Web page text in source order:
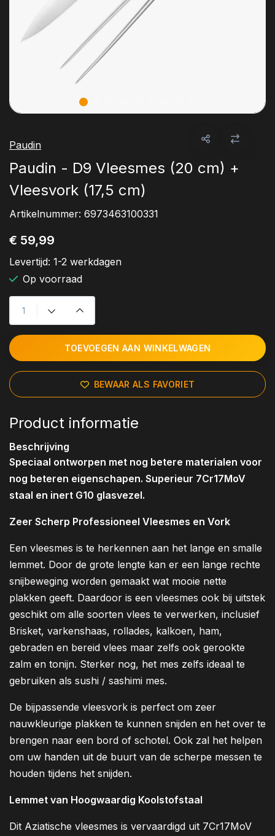
Paudin
Paudin - D9 Vleesmes (20 cm) +
Vleesvork (17,5 cm)
Artikelnummer: 6973463100331
€ 59,99
Levertijd: 1-2 werkdagen
Op voorraad
TOEVOEGEN AAN WINKELWAGEN
BEWAAR ALS FAVORIET
Product informatie
Beschrijving
Speciaal ontworpen met nog betere materialen voor
nog beteren eigenschapen. Superieur 7Cr17MoV
staal en inert G10 glasvezel.
Zeer Scherp Professioneel Vleesmes en Vork
Een vleesmes is te herkennen aan het lange en smalle
lemmet. Door de grote lengte kan er een lange rechte
snijbeweging worden gemaakt wat mooie nette
plakken geeft. Daardoor is een vleesmes ook bij uitstek
geschikt om alle soorten vlees te verwerken, inclusief
Brisket, varkenshaas, rollades, kalkoen, ham,
gebraden en bereid vlees maar zelfs ook gerookte
zalm en tonijn. Sterker nog, het mes zelfs ideaal te
gebruiken als sushi / sashimi mes.
De bijpassende vleesvork is perfect om zeer
nauwkleurige plakken te kunnen snijden en het over te
brengen naar een bord of schotel. Ook zal het helpen
om uw handen uit de buurt van de scherpe messen te
houden tijdens het snijden.
Lemmet van Hoogwaardig Koolstofstaal
Dit Aziatische vleesmes is vervaardigd uit 7Cr17MoV